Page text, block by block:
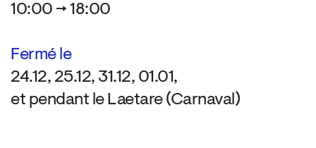
10:00 → 18:00
Fermé le
24.12, 25.12, 31.12, 01.01,
et pendant le Laetare (Carnaval)